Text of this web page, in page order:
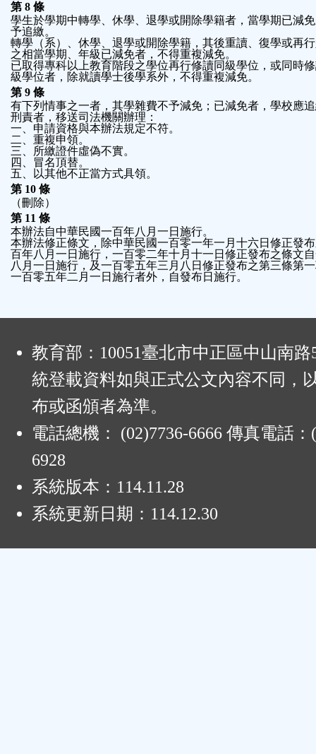
第 8 條
學生於學期中轉學、休學、退學或開除學籍者，當學期已減
予追繳。
轉學（系）、休學、退學或開除學籍，其後重讀、復學或再
之相當學期、年級已減免者，不得重複減免。
已取得專科以上教育階段之學位再行修讀同級學位，或同時
級學位者，除就讀學士後學系外，不得重複減免。
第 9 條
有下列情事之一者，其學雜費不予減免；已減免者，學校應
刑責者，移送司法機關辦理：
一、申請資格與本辦法規定不符。
二、重複申領。
三、所繳證件虛偽不實。
四、冒名頂替。
五、以其他不正當方式具領。
第 10 條
（刪除）
第 11 條
本辦法自中華民國一百年八月一日施行。
本辦法修正條文，除中華民國一百零一年一月十六日修正發
百年八月一日施行，一百零二年十月十一日修正發布之條文
八月一日施行，及一百零五年三月八日修正發布之第三條第
一百零五年二月一日施行者外，自發布日施行。
教育部：10051臺北市中正區中山南
統登載資料如與正式公文內容不同，
布或函頒者為準。
電話總機： (02)7736-6666 傳真電話：
6928
系統版本： 114.11.28
系統更新日期： 114.12.30